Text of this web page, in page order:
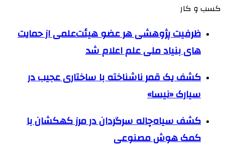
کسب و کار
ظرفیت پژوهشی هر عضو هیئت‌علمی از حمایت
های بنیاد ملی علم اعلام شد
کشف یک قمر ناشناخته با ساختاری عجیب در
سیارک «نیسا»
کشف سیاه‌چاله سرگردان در مرز کهکشان با
کمک هوش مصنوعی